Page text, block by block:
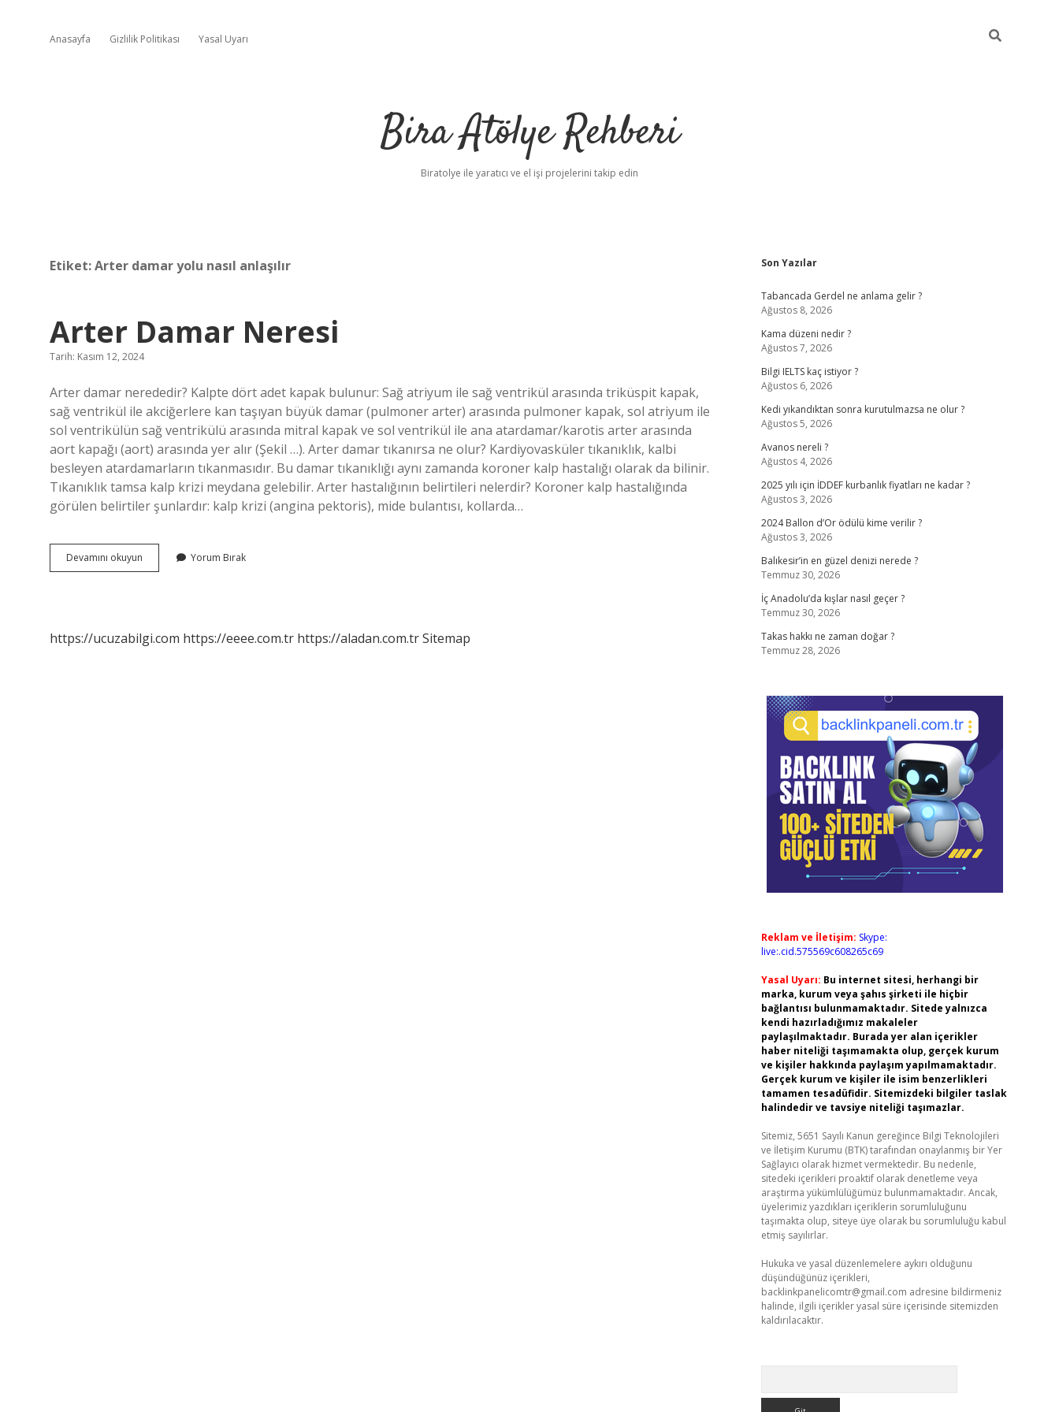
Anasayfa Gizlilik Politikası Yasal Uyarı
Bira Atölye Rehberi
Biratolye ile yaratıcı ve el işi projelerini takip edin
Etiket:Arter damar yolu nasıl anlaşılır
Arter Damar Neresi
Tarih: Kasım 12, 2024
Arter damar nerededir? Kalpte dört adet kapak bulunur: Sağ atriyum ile sağ ventrikül arasında triküspit kapak,
sağ ventrikül ile akciğerlere kan taşıyan büyük damar (pulmoner arter) arasında pulmoner kapak, sol atriyum ile
sol ventrikülün sağ ventrikülü arasında mitral kapak ve sol ventrikül ile ana atardamar/karotis arter arasında
aort kapağı (aort) arasında yer alır (Şekil …). Arter damar tıkanırsa ne olur? Kardiyovasküler tıkanıklık, kalbi
besleyen atardamarların tıkanmasıdır. Bu damar tıkanıklığı aynı zamanda koroner kalp hastalığı olarak da bilinir.
Tıkanıklık tamsa kalp krizi meydana gelebilir. Arter hastalığının belirtileri nelerdir? Koroner kalp hastalığında
görülen belirtiler şunlardır: kalp krizi (angina pektoris), mide bulantısı, kollarda…
Devamını okuyun
Damar
Yorum Bırak
https://ucuzabilgi.com https://eeee.com.tr https://aladan.com.trSitemap
Sidebar
Son Yazılar
Tabancada Gerdel ne anlama gelir ?
Ağustos 8, 2026
Kama düzeni nedir ?
Ağustos 7, 2026
Bilgi IELTS kaç istiyor ?
Ağustos 6, 2026
Kedi yıkandıktan sonra kurutulmazsa ne olur ?
Ağustos 5, 2026
Avanos nereli ?
Ağustos 4, 2026
2025 yılı için İDDEF kurbanlık fiyatları ne kadar ?
Ağustos 3, 2026
2024 Ballon d’Or ödülü kime verilir ?
Ağustos 3, 2026
Balıkesir’in en güzel denizi nerede ?
Temmuz 30, 2026
İç Anadolu’da kışlar nasıl geçer ?
Temmuz 30, 2026
Takas hakkı ne zaman doğar ?
Temmuz 28, 2026
Reklam ve İletişim: Skype:
live:.cid.575569c608265c69
Yasal Uyarı: Bu internet sitesi, herhangi bir
marka, kurum veya şahıs şirketi ile hiçbir
bağlantısı bulunmamaktadır. Sitede yalnızca
kendi hazırladığımız makaleler
paylaşılmaktadır. Burada yer alan içerikler
haber niteliği taşımamakta olup, gerçek kurum
ve kişiler hakkında paylaşım yapılmamaktadır.
Gerçek kurum ve kişiler ile isim benzerlikleri
tamamen tesadüfidir. Sitemizdeki bilgiler taslak
halindedir ve tavsiye niteliği taşımazlar.
Sitemiz, 5651 Sayılı Kanun gereğince Bilgi Teknolojileri
ve İletişim Kurumu (BTK) tarafından onaylanmış bir Yer
Sağlayıcı olarak hizmet vermektedir. Bu nedenle,
sitedeki içerikleri proaktif olarak denetleme veya
araştırma yükümlülüğümüz bulunmamaktadır. Ancak,
üyelerimiz yazdıkları içeriklerin sorumluluğunu
taşımakta olup, siteye üye olarak bu sorumluluğu kabul
etmiş sayılırlar.
Hukuka ve yasal düzenlemelere aykırı olduğunu
düşündüğünüz içerikleri,
backlinkpanelicomtr@gmail.com adresine bildirmeniz
halinde, ilgili içerikler yasal süre içerisinde sitemizden
kaldırılacaktır.
ilbetbetci